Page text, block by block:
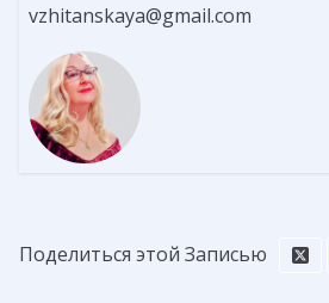
vzhitanskaya@gmail.com
Поделиться этой Записью